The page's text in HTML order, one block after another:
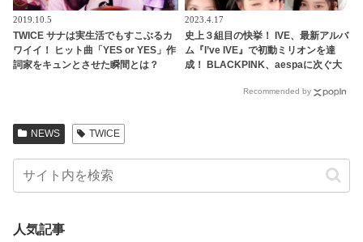
2019.10.5
TWICE サナは実生活でもすこぶるカ
ワイイ！ ヒット曲「YES or YES」作
詞家をキュンとさせた瞬間とは？
2023.4.17
史上３組目の快挙！ IVE、最新アルバ
ム『I’ve IVE』で初動ミリオンを達
成！ BLACKPINK、aespaに次ぐ大
Recommended by
NEWS TWICE
人気記事